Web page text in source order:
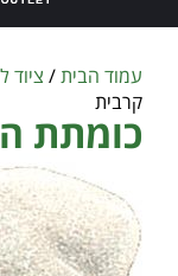
עמוד הבית/ ציוד
קרבית
כומתת